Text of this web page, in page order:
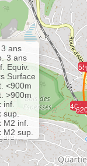
401
ans
3 ans
Equiv.
Surface
<900m
>900m
inf.
sup.
M2 inf.
M2 sup.